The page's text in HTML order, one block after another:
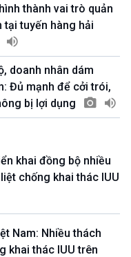
Sự kiện - Luận bàn
chuyện thời sự
chảy sự kiện
thoại
đàn chủ nhật
đêm
thành vai trò quản
tại tuyến hàng hải
doanh nhân dám
Đủ mạnh để cởi trói,
bị lợi dụng
khai đồng bộ nhiều
chống khai thác IUU
Nam: Nhiều thách
khai thác IUU trên